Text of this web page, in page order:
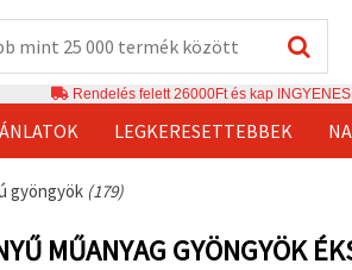
Rendelés felett 26000Ft és kap
LEGKERESETTEBBEK
gyöngyök (179)
MŰANYAG GYÖNGYÖK